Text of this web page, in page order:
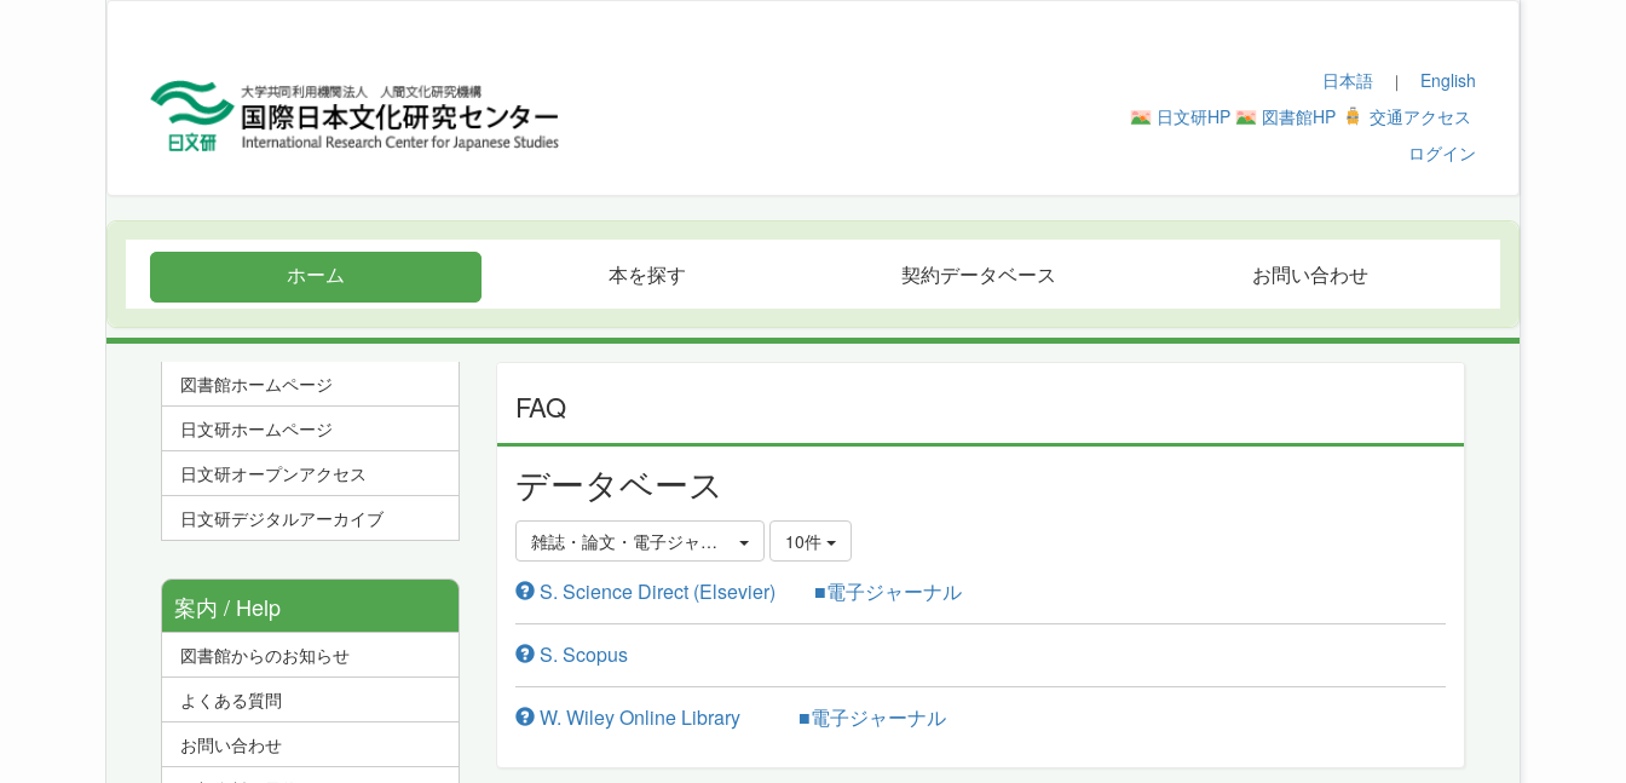
日本語｜ English
日文研HP
図書館HP
交通アクセス
ログイン
ホーム 本を探す 契約データベース お問い合わせ
FAQ
データベース
雑誌・論文・電子ジャーナルを探す10件
S. Science Direct (Elsevier) ■電子ジャーナル
S. Scopus
W. Wiley Online Library ■電子ジャーナル
図書館ホームページ
日文研ホームページ
日文研オープンアクセス
日文研デジタルアーカイブ
案内 / Help
図書館からのお知らせ
よくある質問
お問い合わせ